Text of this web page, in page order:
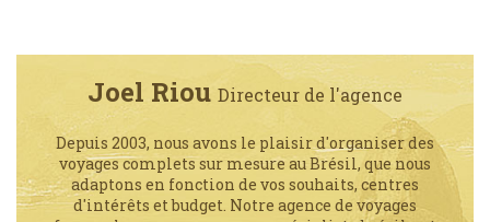
Joel Riou Directeur de l'agence
Depuis 2003, nous avons le plaisir d'organiser des
voyages complets sur mesure au Brésil, que nous
adaptons en fonction de vos souhaits, centres
d'intérêts et budget. Notre agence de voyages